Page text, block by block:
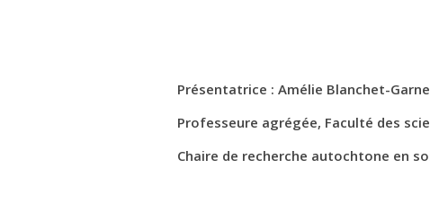
Présentatrice : Amélie Blanchet-
Professeure agrégée, Faculté des
Chaire de recherche autochtone en